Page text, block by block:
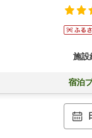
施設
宿泊